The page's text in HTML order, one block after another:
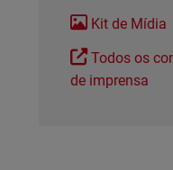
Kit de Mídia
Todos os
de imprensa